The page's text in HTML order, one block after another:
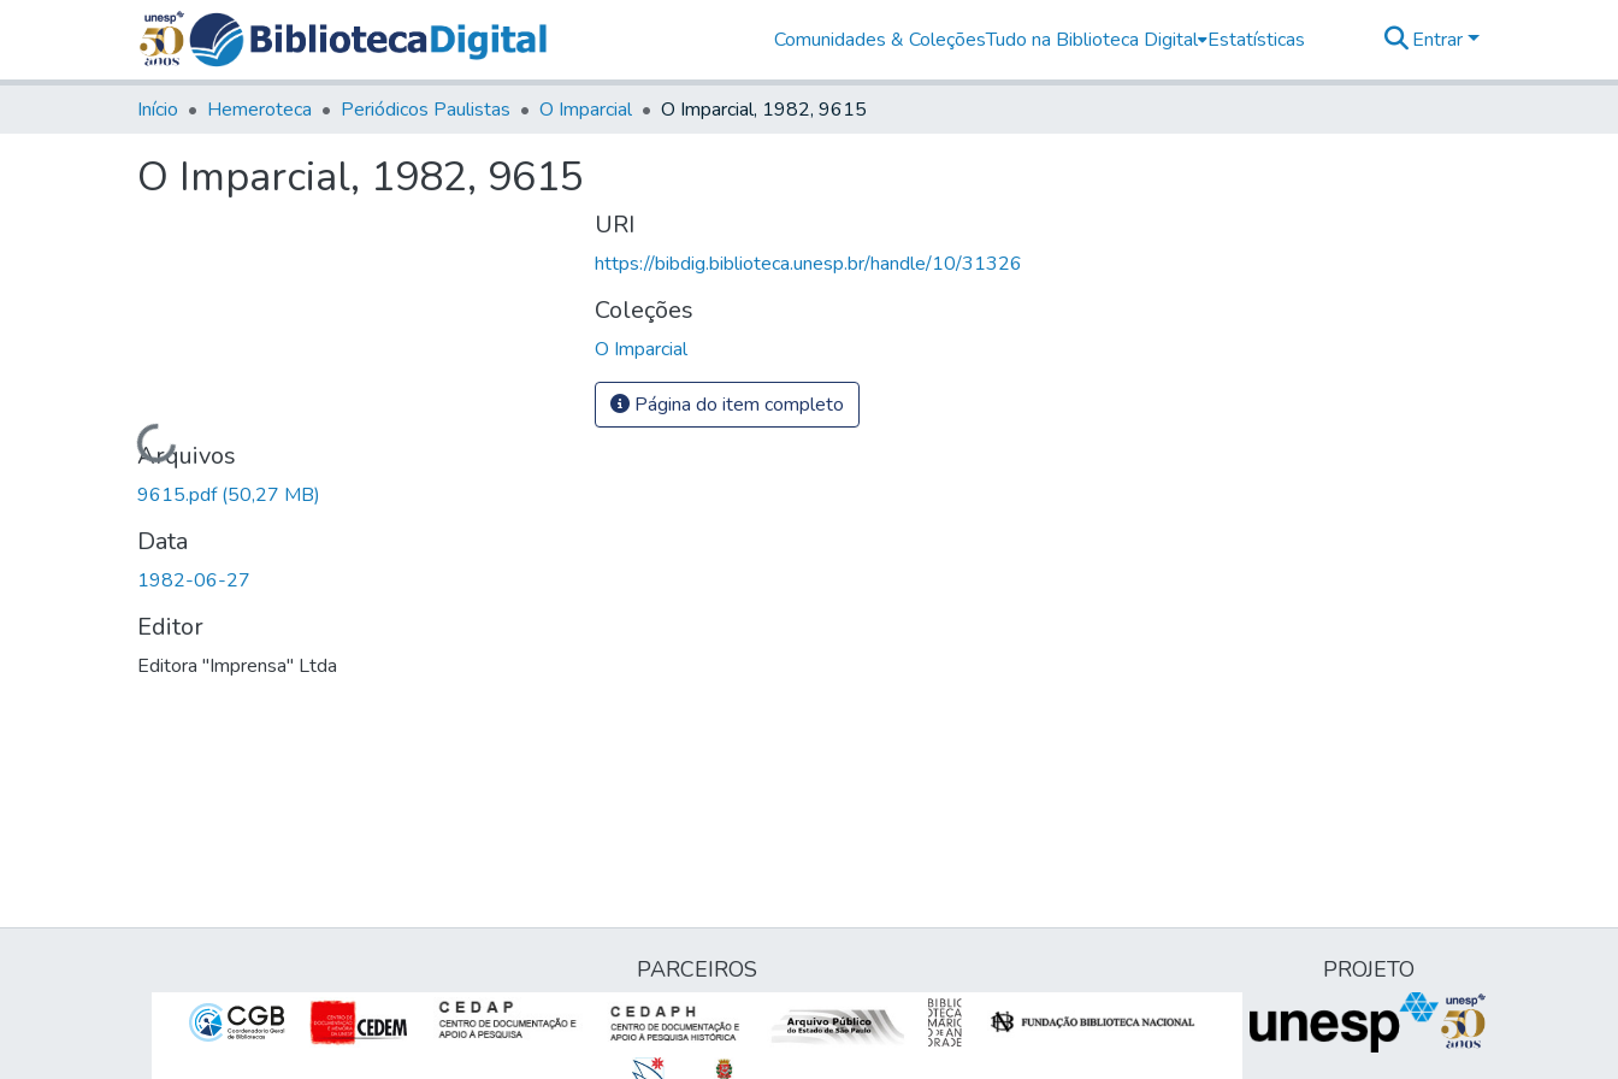
Comunidades & ColeçõesTudo na Biblioteca Digital Estatísticas Entrar
Início Hemeroteca Periódicos Paulistas O Imparcial O Imparcial, 1982, 9615
O Imparcial, 1982, 9615
Carregando...
Arquivos
9615.pdf(50,27 MB)
Data
1982-06-27
Editor
Editora "Imprensa" Ltda
URI
https://bibdig.biblioteca.unesp.br/handle/10/31326
Coleções
O Imparcial
Página do item completo
PARCEIROS PROJETO